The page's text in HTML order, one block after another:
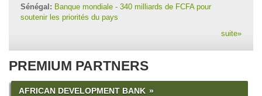
Sénégal: Banque mondiale - 340 milliards de FCFA pour
soutenir les priorités du pays
suite»
PREMIUM PARTNERS
AFRICAN DEVELOPMENT BANK